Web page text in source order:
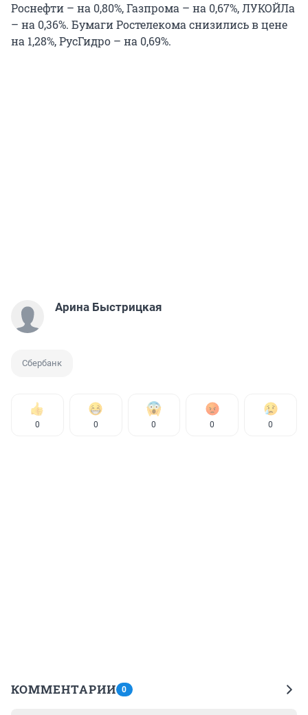
Роснефти – на 0,80%, Газпрома – на 0,67%, ЛУКОЙЛа
– на 0,36%. Бумаги Ростелекома снизились в цене
на 1,28%, РусГидро – на 0,69%.
Арина Быстрицкая
Сбербанк
0 0 0 0 0
КОММЕНТАРИИ 0